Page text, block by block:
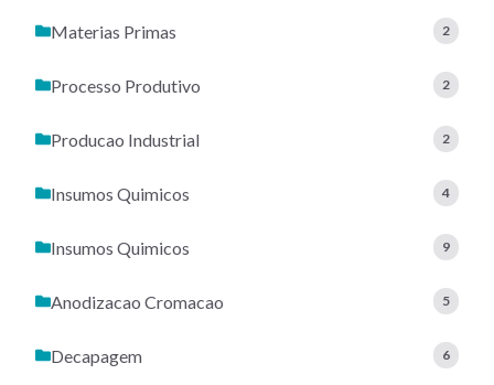
Materias Primas 2
Processo Produtivo 2
Producao Industrial 2
Insumos Quimicos 4
Insumos Quimicos 9
Anodizacao Cromacao 5
Decapagem 6